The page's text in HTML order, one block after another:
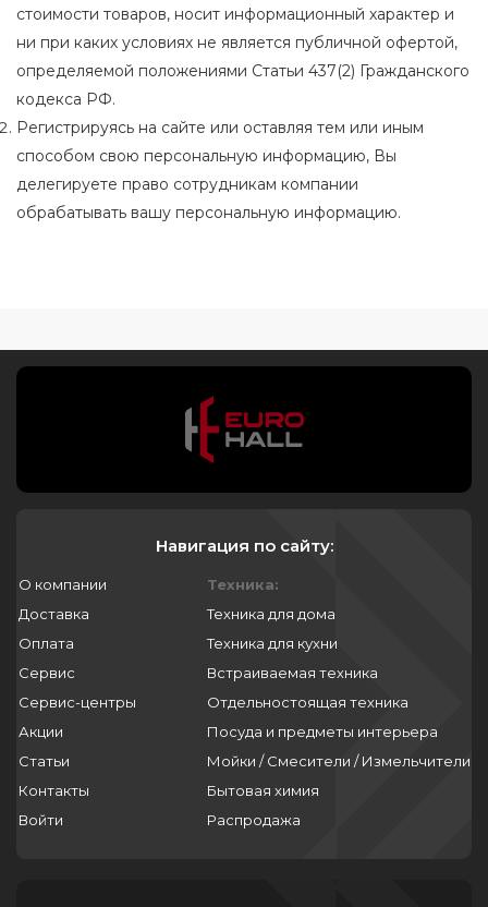
стоимости товаров, носит информационный характер и
ни при каких условиях не является публичной офертой,
определяемой положениями Статьи 437(2) Гражданского
кодекса РФ.
Регистрируясь на сайте или оставляя тем или иным
способом свою персональную информацию, Вы
делегируете право сотрудникам компании
обрабатывать вашу персональную информацию.
Навигация по сайту:
О компании
Доставка
Оплата
Сервис
Сервис-центры
Акции
Статьи
Контакты
Войти
Техника:
Техника для дома
Техника для кухни
Встраиваемая техника
Отдельностоящая техника
Посуда и предметы интерьера
Мойки / Смесители / Измельчители
Бытовая химия
Распродажа